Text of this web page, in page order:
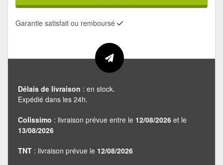
Garantie satisfait ou remboursé
Délais de livraison : en stock.
Expédié dans les 24h.
Colissimo : livraison prévue entre le 12/08/2026 et le
13/08/2026
TNT : livraison prévue le 12/08/2026